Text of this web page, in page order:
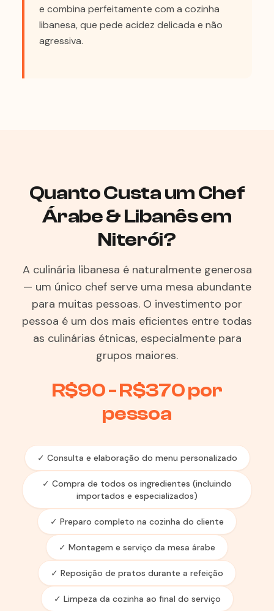
e combina perfeitamente com a cozinha
libanesa, que pede acidez delicada e não
agressiva.
Quanto Custa um Chef
Árabe & Libanês em
Niterói?
A culinária libanesa é naturalmente generosa
— um único chef serve uma mesa abundante
para muitas pessoas. O investimento por
pessoa é um dos mais eficientes entre todas
as culinárias étnicas, especialmente para
grupos maiores.
R$90 - R$370 por
pessoa
✓ Consulta e elaboração do menu personalizado
✓ Compra de todos os ingredientes (incluindo
importados e especializados)
✓ Preparo completo na cozinha do cliente
✓ Montagem e serviço da mesa árabe
✓ Reposição de pratos durante a refeição
✓ Limpeza da cozinha ao final do serviço